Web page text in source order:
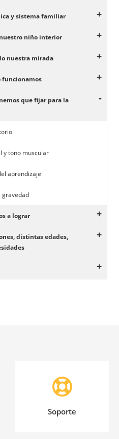
y sistema familiar +
niño interior +
nuestra mirada +
funcionamos +
que fijar para la
-
y tono muscular
aprendizaje
gravedad
a lograr +
distintas edades,
+
+
Soporte